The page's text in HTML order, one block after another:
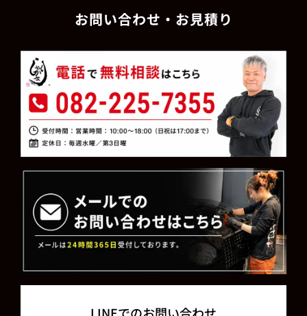
お問い合わせ・お見積り
LINEでのお問い合わせ